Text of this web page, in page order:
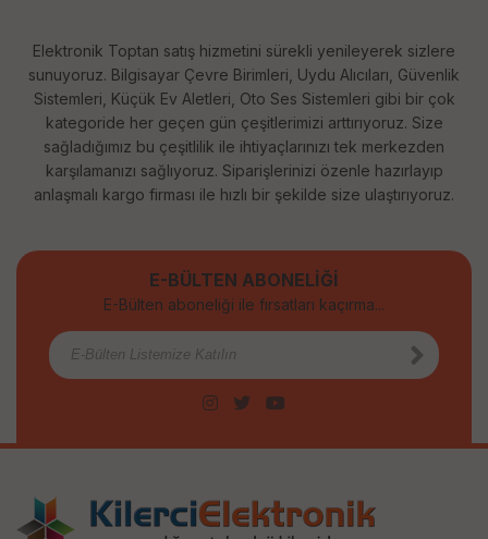
Elektronik Toptan satış hizmetini sürekli yenileyerek sizlere
sunuyoruz. Bilgisayar Çevre Birimleri, Uydu Alıcıları, Güvenlik
Sistemleri, Küçük Ev Aletleri, Oto Ses Sistemleri gibi bir çok
kategoride her geçen gün çeşitlerimizi arttırıyoruz. Size
sağladığımız bu çeşitlilik ile ihtiyaçlarınızı tek merkezden
karşılamanızı sağlıyoruz. Siparişlerinizi özenle hazırlayıp
anlaşmalı kargo firması ile hızlı bir şekilde size ulaştırıyoruz.
E-BÜLTEN ABONELİĞİ
E-Bülten aboneliği ile fırsatları kaçırma...